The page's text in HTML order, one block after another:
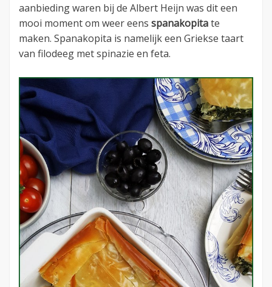
aanbieding waren bij de Albert Heijn was dit een
mooi moment om weer eens spanakopitate
maken. Spanakopita is namelijk een Griekse taart
van filodeeg met spinazie en feta.